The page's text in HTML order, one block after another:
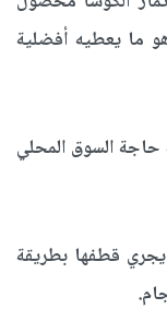
ما يعطيه أفضلية
حاجة السوق المحلي
قطفها بطريقة